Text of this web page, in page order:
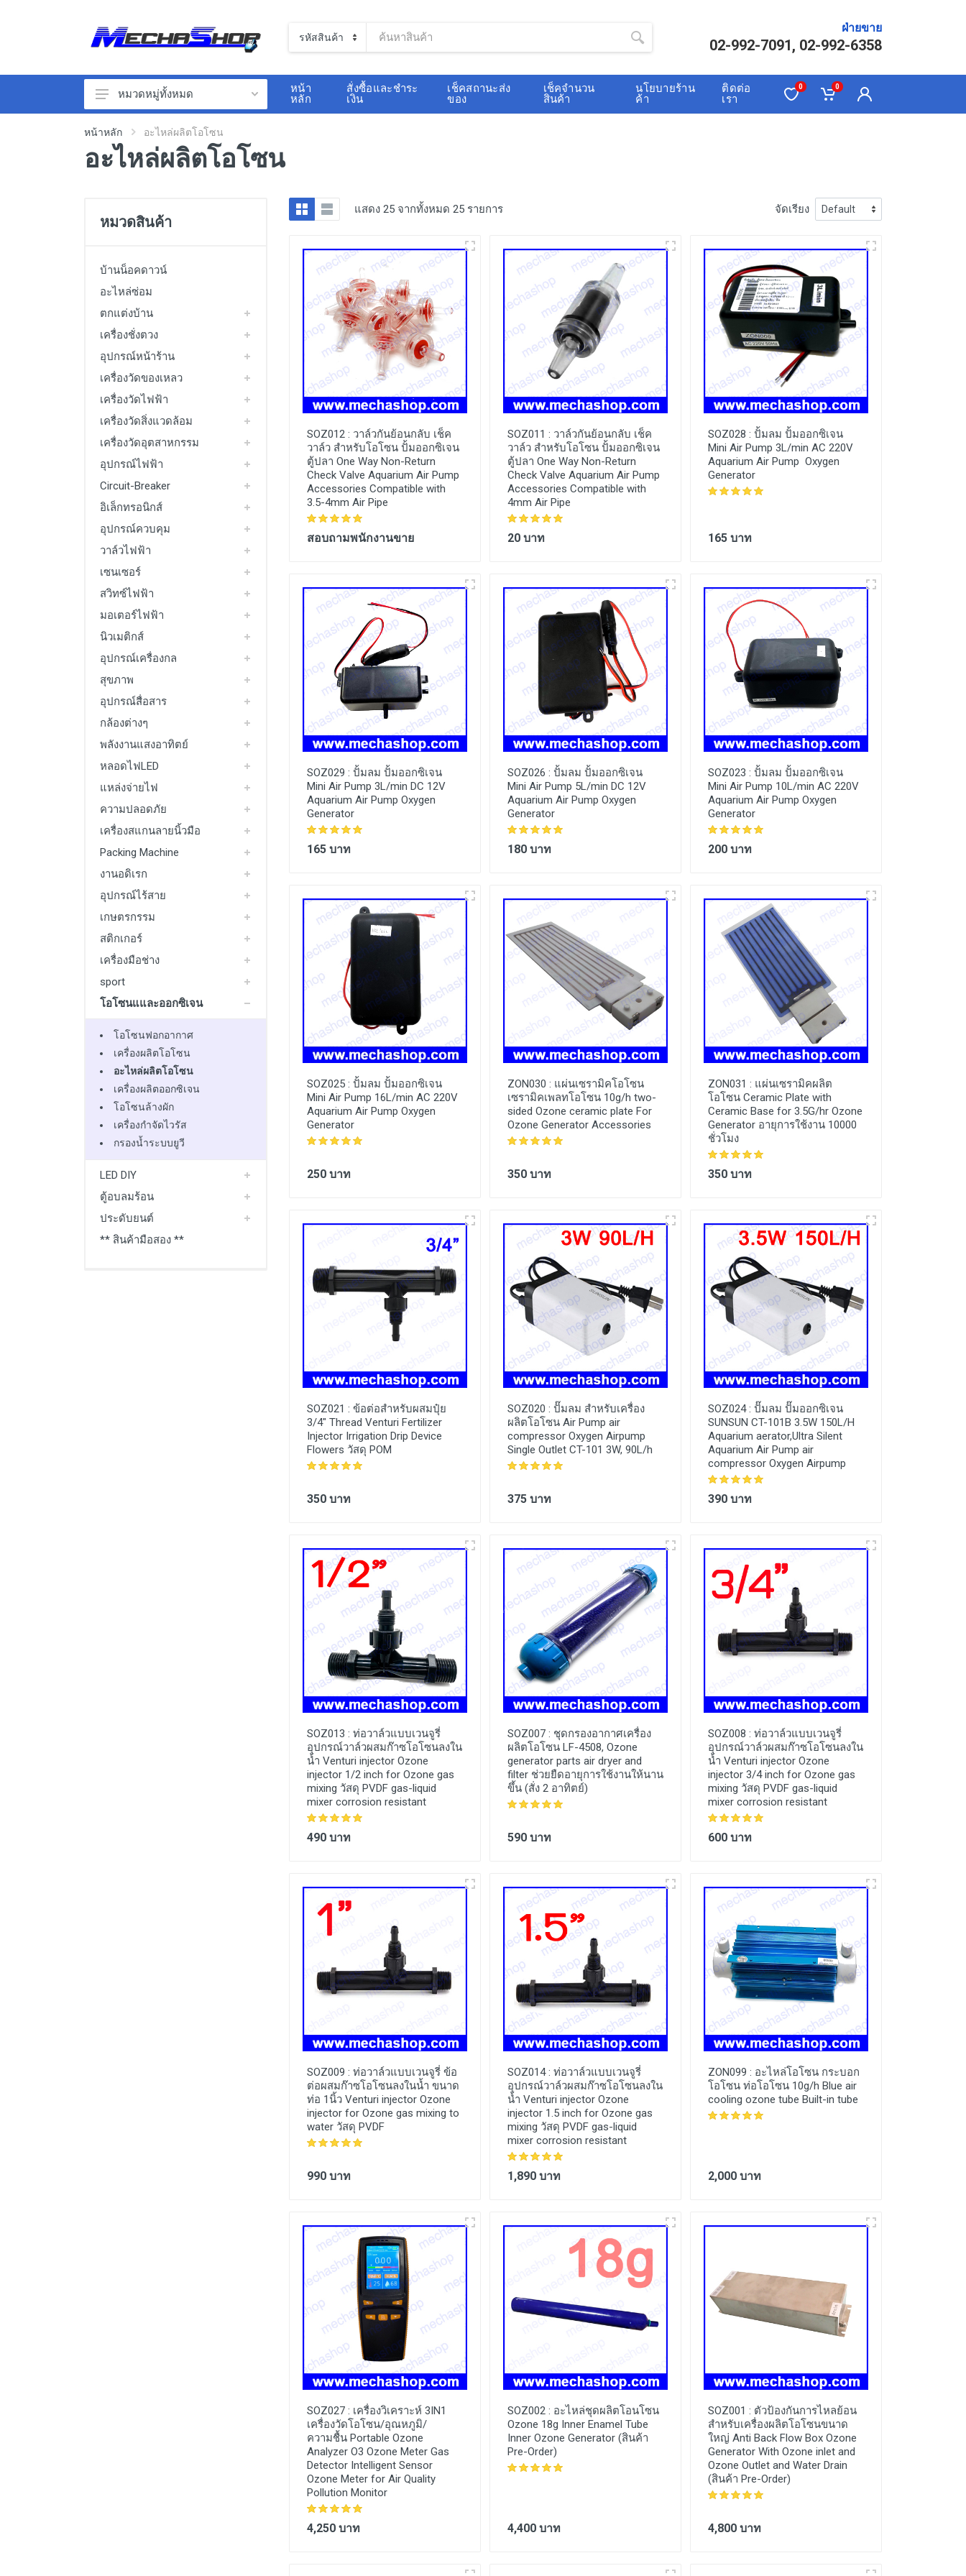
ฝ่ายขาย
02-992-7091, 02-992-6358
ตกแต่งบ้าน
อุปกรณ์หน้าร้าน
สวิทซ์ไฟฟ้า
วาล์วไฟฟ้า
มอเตอร์ไฟฟ้า
Packing Machine
หมวดหมู่ทั้งหมด
หน้า
หลัก
สั่งซื้อและชำระ
เงิน
เช็คสถานะส่ง
ของ
เช็คจำนวน
สินค้า
นโยบายร้าน
ค้า
ติดต่อ
เรา
0 0
หน้าหลัก อะไหล่ผลิตโอโซน
อะไหล่ผลิตโอโซน
หมวดสินค้า
บ้านน็อคดาวน์
อะไหล่ซ่อม
ตกแต่งบ้าน
เครื่องชั่งตวง
อุปกรณ์หน้าร้าน
เครื่องวัดของเหลว
เครื่องวัดไฟฟ้า
เครื่องวัดสิ่งแวดล้อม
เครื่องวัดอุตสาหกรรม
อุปกรณ์ไฟฟ้า
Circuit-Breaker
อิเล็กทรอนิกส์
อุปกรณ์ควบคุม
วาล์วไฟฟ้า
เซนเซอร์
สวิทซ์ไฟฟ้า
มอเตอร์ไฟฟ้า
นิวเมติกส์
อุปกรณ์เครื่องกล
สุขภาพ
อุปกรณ์สื่อสาร
กล้องต่างๆ
พลังงานแสงอาทิตย์
หลอดไฟLED
แหล่งจ่ายไฟ
ความปลอดภัย
เครื่องสแกนลายนิ้วมือ
Packing Machine
งานอดิเรก
อุปกรณ์ไร้สาย
เกษตรกรรม
สติกเกอร์
เครื่องมือช่าง
sport
โอโซนแและออกซิเจน
โอโซนฟอกอากาศ
เครื่องผลิตโอโซน
อะไหล่ผลิตโอโซน
เครื่องผลิตออกซิเจน
โอโซนล้างผัก
เครื่องกำจัดไวรัส
กรองน้ำระบบยูวี
LED DIY
ตู้อบลมร้อน
ประดับยนต์
** สินค้ามือสอง **
แสดง 25 จากทั้งหมด 25 รายการ จัดเรียง
SOZ012 : วาล์วกันย้อนกลับ เช็ค
วาล์ว สำหรับโอโซน ปั้มออกซิเจน
ตู้ปลา One Way Non-Return
Check Valve Aquarium Air Pump
Accessories Compatible with
3.5-4mm Air Pipe
สอบถามพนักงานขาย
SOZ011 : วาล์วกันย้อนกลับ เช็ค
วาล์ว สำหรับโอโซน ปั้มออกซิเจน
ตู้ปลา One Way Non-Return
Check Valve Aquarium Air Pump
Accessories Compatible with
4mm Air Pipe
20 บาท
SOZ028 : ปั้มลม ปั้มออกซิเจน
Mini Air Pump 3L/min AC 220V
Aquarium Air Pump Oxygen
Generator
165 บาท
SOZ029 : ปั้มลม ปั้มออกซิเจน
Mini Air Pump 3L/min DC 12V
Aquarium Air Pump Oxygen
Generator
165 บาท
SOZ026 : ปั้มลม ปั้มออกซิเจน
Mini Air Pump 5L/min DC 12V
Aquarium Air Pump Oxygen
Generator
180 บาท
SOZ023 : ปั้มลม ปั้มออกซิเจน
Mini Air Pump 10L/min AC 220V
Aquarium Air Pump Oxygen
Generator
200 บาท
SOZ025 : ปั้มลม ปั้มออกซิเจน
Mini Air Pump 16L/min AC 220V
Aquarium Air Pump Oxygen
Generator
250 บาท
ZON030 : แผ่นเซรามิคโอโซน
เซรามิคเพลทโอโซน 10g/h two-
sided Ozone ceramic plate For
Ozone Generator Accessories
350 บาท
ZON031 : แผ่นเซรามิคผลิต
โอโซน Ceramic Plate with
Ceramic Base for 3.5G/hr Ozone
Generator อายุการใช้งาน 10000
ชั่วโมง
350 บาท
SOZ021 : ข้อต่อสำหรับผสมปุ๋ย
3/4" Thread Venturi Fertilizer
Injector Irrigation Drip Device
Flowers วัสดุ POM
350 บาท
SOZ020 : ปั๊มลม สำหรับเครื่อง
ผลิตโอโซน Air Pump air
compressor Oxygen Airpump
Single Outlet CT-101 3W, 90L/h
375 บาท
SOZ024 : ปั๊มลม ปั๊มออกซิเจน
SUNSUN CT-101B 3.5W 150L/H
Aquarium aerator,Ultra Silent
Aquarium Air Pump air
compressor Oxygen Airpump
390 บาท
SOZ013 : ท่อวาล์วแบบเวนจูรี่
อุปกรณ์วาล์วผสมก๊าซโอโซนลงใน
น้ำ Venturi injector Ozone
injector 1/2 inch for Ozone gas
mixing วัสดุ PVDF gas-liquid
mixer corrosion resistant
490 บาท
SOZ007 : ชุดกรองอากาศเครื่อง
ผลิตโอโซน LF-4508, Ozone
generator parts air dryer and
filter ช่วยยืดอายุการใช้งานให้นาน
ขึ้น (สั่ง 2 อาทิตย์)
590 บาท
SOZ008 : ท่อวาล์วแบบเวนจูรี่
อุปกรณ์วาล์วผสมก๊าซโอโซนลงใน
น้ำ Venturi injector Ozone
injector 3/4 inch for Ozone gas
mixing วัสดุ PVDF gas-liquid
mixer corrosion resistant
600 บาท
SOZ009 : ท่อวาล์วแบบเวนจูรี่ ข้อ
ต่อผสมก๊าซโอโซนลงในน้ำ ขนาด
ท่อ 1นิ้ว Venturi injector Ozone
injector for Ozone gas mixing to
water วัสดุ PVDF
990 บาท
SOZ014 : ท่อวาล์วแบบเวนจูรี่
อุปกรณ์วาล์วผสมก๊าซโอโซนลงใน
น้ำ Venturi injector Ozone
injector 1.5 inch for Ozone gas
mixing วัสดุ PVDF gas-liquid
mixer corrosion resistant
1,890 บาท
ZON099 : อะไหล่โอโซน กระบอก
โอโซน ท่อโอโซน 10g/h Blue air
cooling ozone tube Built-in tube
2,000 บาท
SOZ027 : เครื่องวิเคราะห์ 3IN1
เครื่องวัดโอโซน/อุณหภูมิ/
ความชื้น Portable Ozone
Analyzer O3 Ozone Meter Gas
Detector Intelligent Sensor
Ozone Meter for Air Quality
Pollution Monitor
4,250 บาท
SOZ002 : อะไหล่ชุดผลิตโอนโซน
Ozone 18g Inner Enamel Tube
Inner Ozone Generator (สินค้า
Pre-Order)
4,400 บาท
SOZ001 : ตัวป้องกันการไหลย้อน
สำหรับเครื่องผลิตโอโซนขนาด
ใหญ่ Anti Back Flow Box Ozone
Generator With Ozone inlet and
Ozone Outlet and Water Drain
(สินค้า Pre-Order)
4,800 บาท